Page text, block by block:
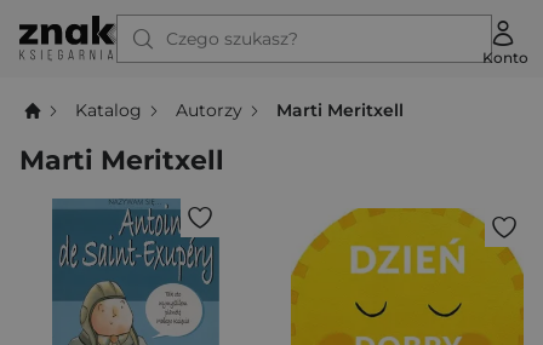
Czego szukasz?
Konto
Katalog Autorzy Marti Meritxell
Marti Meritxell